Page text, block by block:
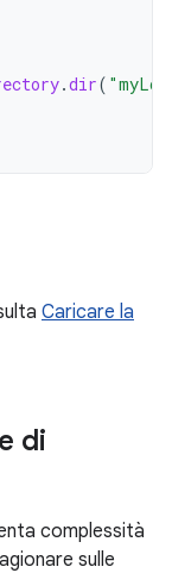
.dir(
Caricare la
di
complessità
sulle